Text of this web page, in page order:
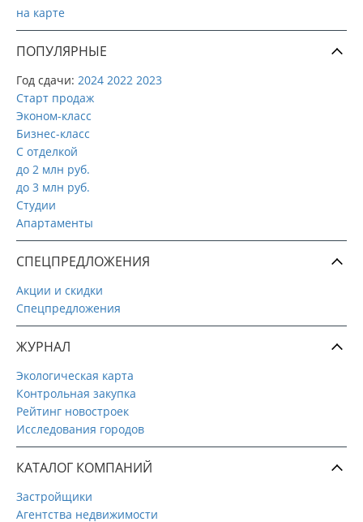
на карте
ПОПУЛЯРНЫЕ
Год сдачи: 2024 2022 2023
Старт продаж
Эконом-класс
Бизнес-класс
С отделкой
до 2 млн руб.
до 3 млн руб.
Студии
Апартаменты
СПЕЦПРЕДЛОЖЕНИЯ
Акции и скидки
Спецпредложения
ЖУРНАЛ
Экологическая карта
Контрольная закупка
Рейтинг новостроек
Исследования городов
КАТАЛОГ КОМПАНИЙ
Застройщики
Агентства недвижимости